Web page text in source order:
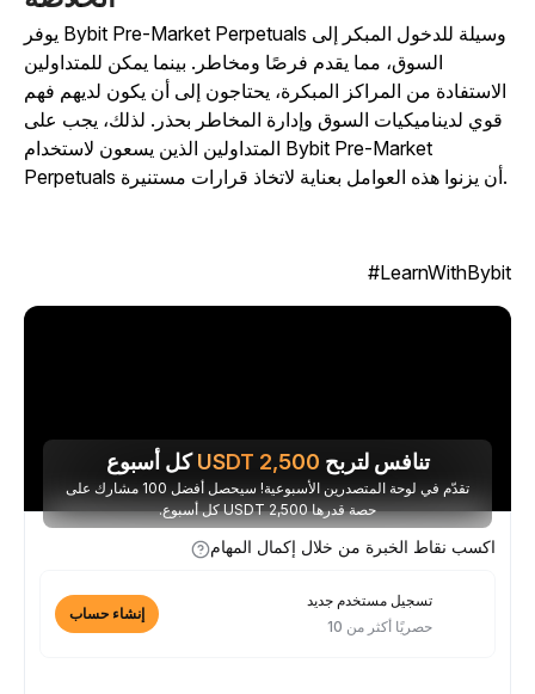
يوفر Bybit Pre-Market Perpetuals وسيلة للدخول المبكر إلى
السوق، مما يقدم فرصًا ومخاطر. بينما يمكن للمتداولين
الاستفادة من المراكز المبكرة، يحتاجون إلى أن يكون لديهم فهم
قوي لديناميكيات السوق وإدارة المخاطر بحذر. لذلك، يجب على
المتداولين الذين يسعون لاستخدام Bybit Pre-Market
تنافس لتربح 2,500
USDTكل أسبوع
تقدّم في لوحة المتصدرين الأسبوعية! سيحصل أفضل 100 مشارك على
حصة قدرها 2,500 USDT كل أسبوع.
اكسب نقاط الخبرة من خلال إكمال المهام
تسجيل مستخدم جديد
حصريًا أكثر من 10
إنشاء حساب